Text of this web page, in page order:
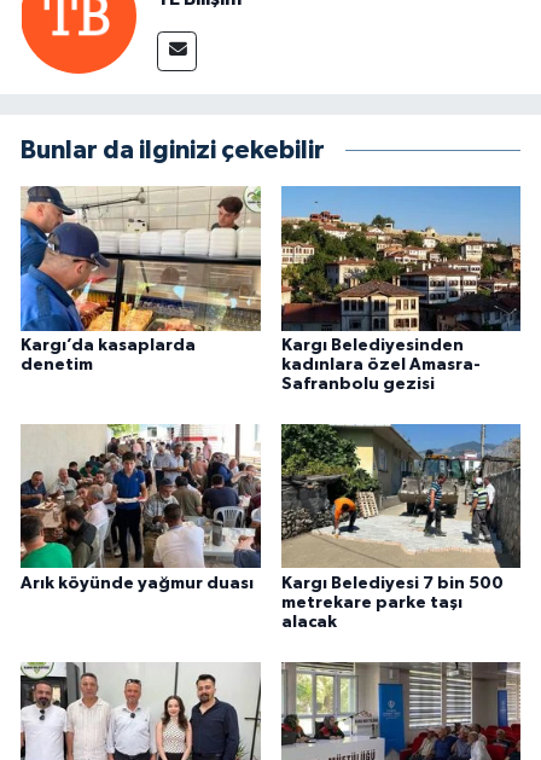
Bunlar da ilginizi çekebilir
Kargı’da kasaplarda
denetim
Kargı Belediyesinden
kadınlara özel Amasra-
Safranbolu gezisi
Arık köyünde yağmur duası
Kargı Belediyesi 7 bin 500
metrekare parke taşı
alacak